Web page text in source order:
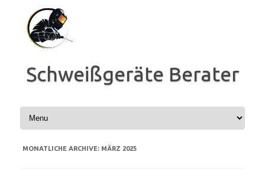
Inhalt
springen
Schweißgeräte Berater
MONATLICHE ARCHIVE: MÄRZ 2025